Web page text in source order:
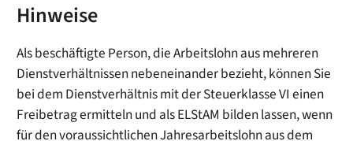
Hinweise
Als beschäftigte Person, die Arbeitslohn aus mehreren
Dienstverhältnissen nebeneinander bezieht, können Sie
bei dem Dienstverhältnis mit der Steuerklasse VI einen
Freibetrag ermitteln und als ELStAM bilden lassen, wenn
für den voraussichtlichen Jahresarbeitslohn aus dem